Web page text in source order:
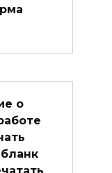
о